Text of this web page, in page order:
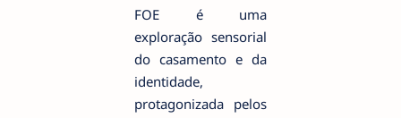
FOE é uma
exploração sensorial
do casamento e da
identidade,
protagonizada pelos